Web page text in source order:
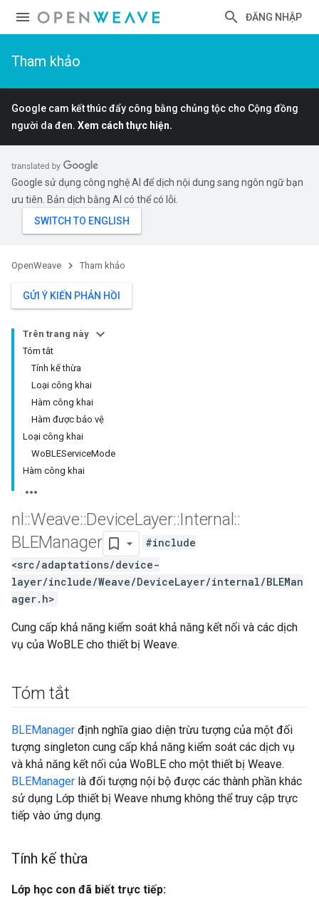
ĐĂNG NHẬP
Tham khảo
Google cam kết thúc đẩy công bằng chủng tộc cho Cộng đồng
người da đen. Xem cách thực hiện.
Google sử dụng công nghệ AI để dịch nội dung sang ngôn ngữ bạn
ưu tiên. Bản dịch bằng AI có thể có lỗi.
OpenWeave Tham khảo
GỬI Ý KIẾN PHẢN HỒI
Trên trang này
Tóm tắt
Tính kế thừa
Loại công khai
Hàm công khai
Hàm được bảo vệ
Loại công khai
WoBLEServiceMode
Hàm công khai
nl ::Weave::DeviceLayer::Internal ::
BLEManager
#include
<src/adaptations/device-
layer/include/Weave/DeviceLayer/internal/BLEMan
ager.h>
Cung cấp khả năng kiểm soát khả năng kết nối và các dịch
vụ của WoBLE cho thiết bị Weave.
Tóm tắt
BLEManager định nghĩa giao diện trừu tượng của một đối
tượng singleton cung cấp khả năng kiểm soát các dịch vụ
và khả năng kết nối của WoBLE cho một thiết bị Weave.
BLEManager là đối tượng nội bộ được các thành phần khác
sử dụng Lớp thiết bị Weave nhưng không thể truy cập trực
tiếp vào ứng dụng.
Tính kế thừa
Lớp học con đã biết trực tiếp: